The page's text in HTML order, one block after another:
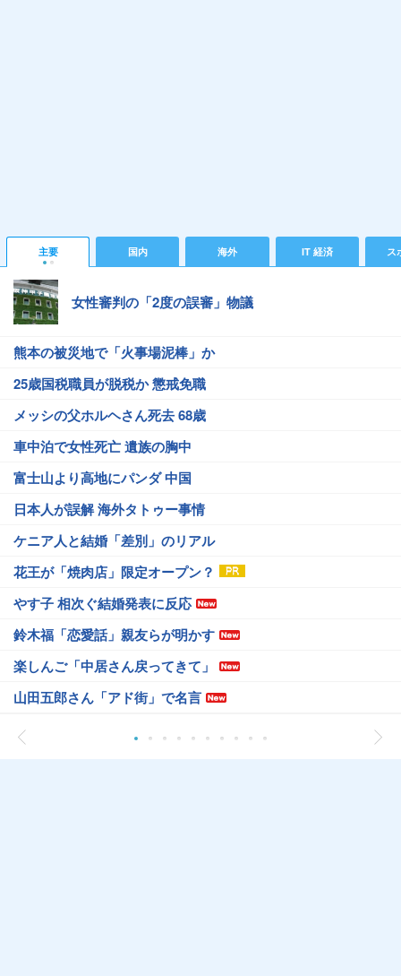
主要 国内 海外 IT 経済 ス
女性審判の「2度の誤審」物議
熊本の被災地で「火事場泥棒」か
25歳国税職員が脱税か 懲戒免職
メッシの父ホルヘさん死去 68歳
車中泊で女性死亡 遺族の胸中
富士山より高地にパンダ 中国
日本人が誤解 海外タトゥー事情
ケニア人と結婚「差別」のリアル
花王が「焼肉店」限定オープン？
やす子 相次ぐ結婚発表に反応
鈴木福「恋愛話」親友らが明かす
楽しんご「中居さん戻ってきて」
山田五郎さん「アド街」で名言